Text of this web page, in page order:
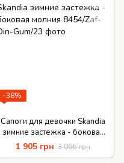
−38%
Сапоги для девочки Skandia
зимние застежка - боковая
молния
1 905 грн 3 066 грн